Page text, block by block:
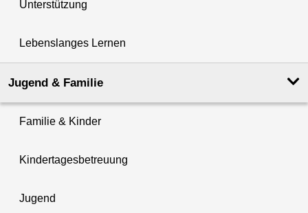
Unterstützung
Lebenslanges Lernen
Jugend & Familie
Familie & Kinder
Kindertagesbetreuung
Jugend